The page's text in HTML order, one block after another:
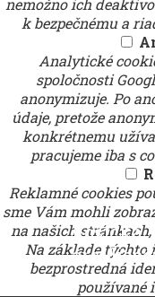
nemožno ich
k bezpečnému a
Analytické
spoločnosti
anonymizuje. Po
údaje, pretože
konkrétnemu
pracujeme iba s
Reklamné cookies
sme Vám mohli
na našich
Na základe týchto
bezprostredná
používané
Košická